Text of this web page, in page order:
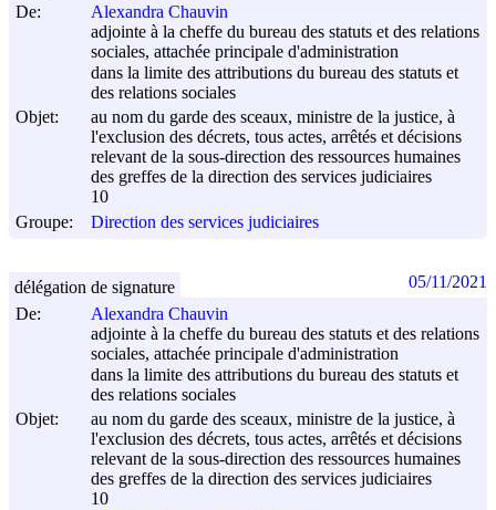
De:
Alexandra Chauvin
adjointe à la cheffe du bureau des statuts et des relations
sociales, attachée principale d'administration
dans la limite des attributions du bureau des statuts et
des relations sociales
Objet:
au nom du garde des sceaux, ministre de la justice, à
l'exclusion des décrets, tous actes, arrêtés et décisions
relevant de la sous-direction des ressources humaines
des greffes de la direction des services judiciaires
10
Groupe:
Direction des services judiciaires
De:
Alexandra Chauvin
adjointe à la cheffe du bureau des statuts et des relations
sociales, attachée principale d'administration
dans la limite des attributions du bureau des statuts et
des relations sociales
Objet:
au nom du garde des sceaux, ministre de la justice, à
l'exclusion des décrets, tous actes, arrêtés et décisions
relevant de la sous-direction des ressources humaines
des greffes de la direction des services judiciaires
10
délégation de signature 05/11/2021